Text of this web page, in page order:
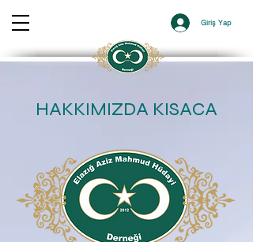
Giriş Yap
HAKKIMIZDA KISACA